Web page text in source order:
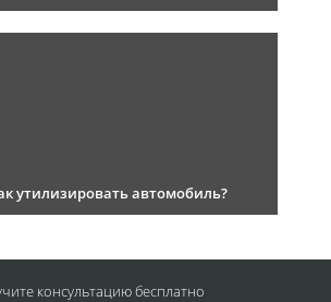
утилизировать автомобиль?
консультациюбесплатно